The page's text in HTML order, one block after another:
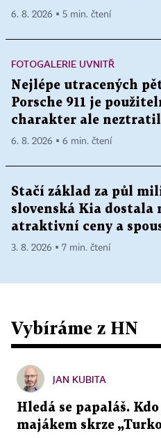
6. 8. 2026 ▪ 5 min. čtení
FOTOGALERIE UVNITŘ
Nejlépe utracených
Porsche 911 je
charakter ale
6. 8. 2026 ▪ 6 min. čtení
Stačí základ za půl
slovenská Kia dostala
atraktivní ceny a
3. 8. 2026 ▪ 7 min. čtení
Vybíráme z HN
JAN KUBITA
Hledá se papaláš.
majákem skrze